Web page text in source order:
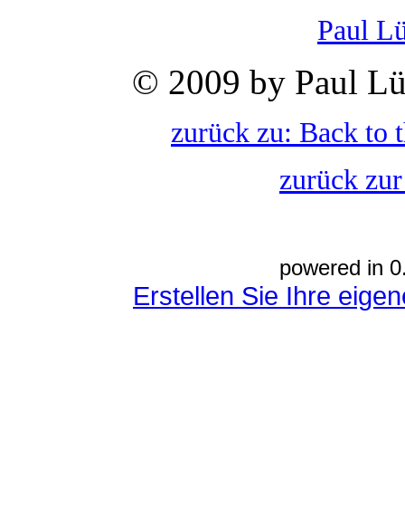
Paul
© 2009 by Paul
zurück zu: Back to
zurück
powered in
Erstellen Sie Ihre